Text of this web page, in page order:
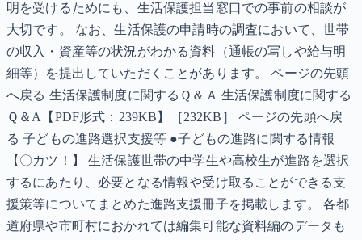
明を受けるためにも、生活保護担当窓口での事前の相談が
大切です。 なお、生活保護の申請時の調査において、世帯
の収入・資産等の状況がわかる資料（通帳の写しや給与明
細等）を提出していただくことがあります。 ページの先頭
へ戻る 生活保護制度に関するＱ＆Ａ 生活保護制度に関する
Ｑ＆A【PDF形式：239KB】［232KB］ ページの先頭へ戻
る 子どもの進路選択支援等 ●子どもの進路に関する情報
【〇カツ！】 生活保護世帯の中学生や高校生が進路を選択
するにあたり、必要となる情報や受け取ることができる支
援策等についてまとめた進路支援冊子を掲載します。 各都
道府県や市町村におかれては編集可能な資料編のデータも